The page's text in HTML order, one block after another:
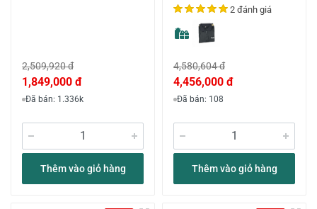
2,509,920 đ
1,849,000 đ
Đã bán: 1.336k
Thêm vào giỏ hàng
2 đánh giá
4,580,604 đ
4,456,000 đ
Đã bán: 108
Thêm vào giỏ hàng